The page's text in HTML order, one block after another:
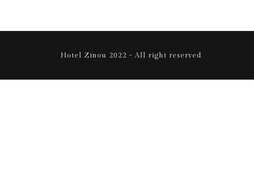
Hotel Zinou 2022 - All right reserved